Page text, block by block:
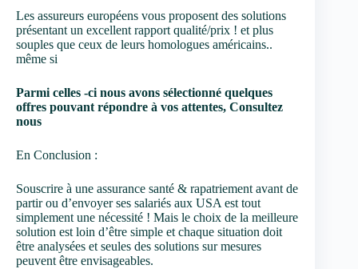
Les assureurs européens vous proposent des solutions
présentant un excellent rapport qualité/prix ! et plus
souples que ceux de leurs homologues américains..
même si
Parmi celles -ci nous avons sélectionné quelques
offres pouvant répondre à vos attentes, Consultez
nous
En Conclusion :
Souscrire à une assurance santé & rapatriement avant de
partir ou d’envoyer ses salariés aux USA est tout
simplement une nécessité ! Mais le choix de la meilleure
solution est loin d’être simple et chaque situation doit
être analysées et seules des solutions sur mesures
peuvent être envisageables.